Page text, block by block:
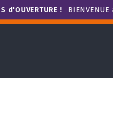
d'OUVERTURE !